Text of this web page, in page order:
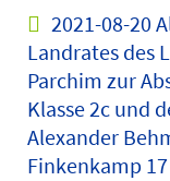
2021-08-20
Landrates des
Parchim zur
Klasse 2c und
Alexander
Finkenkamp 17